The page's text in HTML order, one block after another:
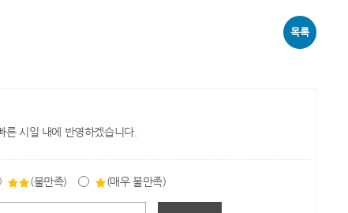
목록
시일 내에 반영하겠습니다.
(불만족) (매우 불만족)